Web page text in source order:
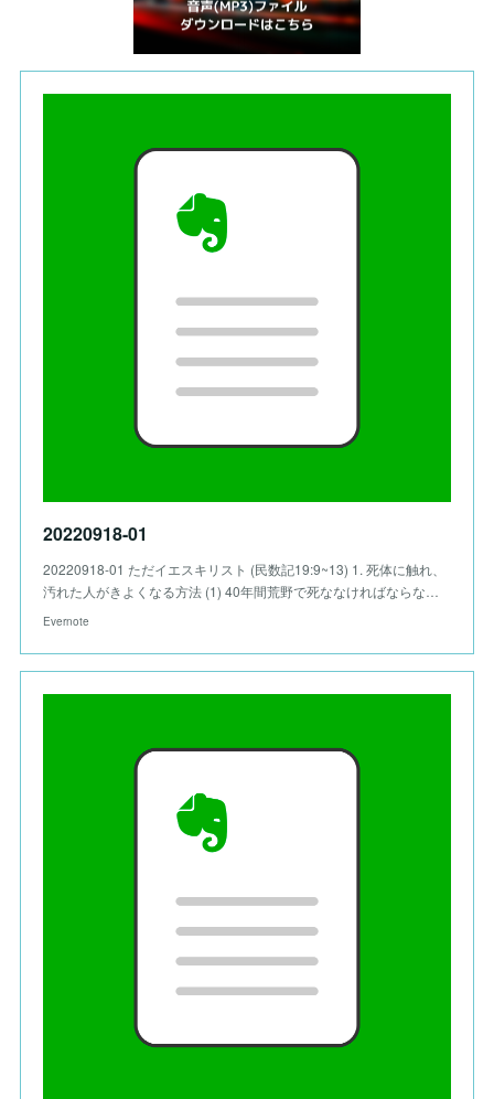
20220918-01
20220918-01 ただイエスキリスト (民数記19:9~13) 1. 死体に触れ、
汚れた人がきよくなる方法 (1) 40年間荒野で死ななければならな…
Evernote